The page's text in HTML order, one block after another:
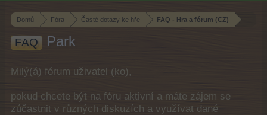
Domů Fóra Časté dotazy ke hře FAQ - Hra a fórum (CZ)
FAQ Park
Milý(á) fórum uživatel (ko),
pokud chcete být na fóru aktivní a máte zájem se
zúčastnit v různých diskuzích a využívat dané